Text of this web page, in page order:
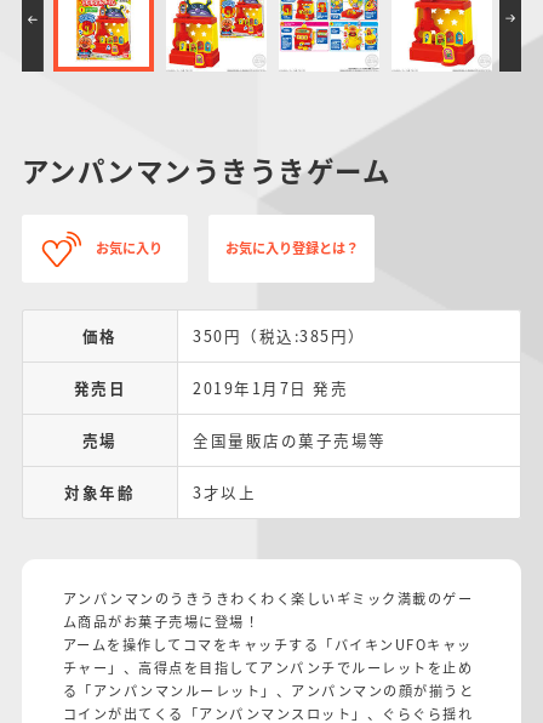
PROJECT R.E.D.・
スーパー戦隊シリー
ズ
ポケットモンスター
サンリオキャラクタ
ーズ
つりグミ SMPシリーズ キャラデコ
アンパンマンうきうきゲーム
お気に入り お気に入り登録とは？
価格 350円（税込:385円）
発売日 2019年1月7日 発売
売場 全国量販店の菓子売場等
対象年齢 3才以上
アンパンマンのうきうきわくわく楽しいギミック満載のゲー
ム商品がお菓子売場に登場！
アームを操作してコマをキャッチする「バイキンUFOキャッ
チャー」、高得点を目指してアンパンチでルーレットを止め
る「アンパンマンルーレット」、アンパンマンの顔が揃うと
コインが出てくる「アンパンマンスロット」、ぐらぐら揺れ